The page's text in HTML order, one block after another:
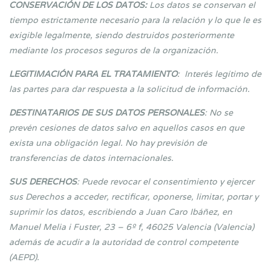
CONSERVACIÓN DE LOS DATOS: Los datos se conservan el
tiempo estrictamente necesario para la relación y lo que le es
exigible legalmente, siendo destruidos posteriormente
mediante los procesos seguros de la organización.
LEGITIMACIÓN PARA EL TRATAMIENTO: Interés legítimo de
las partes para dar respuesta a la solicitud de información.
DESTINATARIOS DE SUS DATOS PERSONALES: No se
prevén cesiones de datos salvo en aquellos casos en que
exista una obligación legal. No hay previsión de
transferencias de datos internacionales.
SUS DERECHOS: Puede revocar el consentimiento y ejercer
sus Derechos a acceder, rectificar, oponerse, limitar, portar y
suprimir los datos, escribiendo a Juan Caro Ibáñez, en
Manuel Melia i Fuster, 23 – 6º f, 46025 Valencia (Valencia)
además de acudir a la autoridad de control competente
(AEPD).